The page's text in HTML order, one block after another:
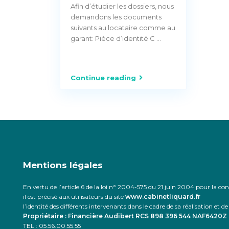
Afin d’étudier les dossiers, nous
demandons les documents
suivants au locataire comme au
garant: Pièce d’identité C
Continue reading
Mentions légales
En vertu de l’article 6 de la loi n° 2004-575 du 21 juin 2004 pour la
il est précisé aux utilisateurs du site www.cabinetliquard.fr
l’identité des différents intervenants dans le cadre de sa réalisation et
Propriétaire : Financière Audibert RCS 898 396 544 NAF6420Z
TEL : 05.56.00.55.55